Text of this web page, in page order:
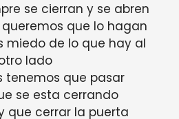
se cierran y se abren
que lo hagan
miedo de lo que hay al
lado
tenemos que pasar
se esta cerrando
que cerrar la puerta